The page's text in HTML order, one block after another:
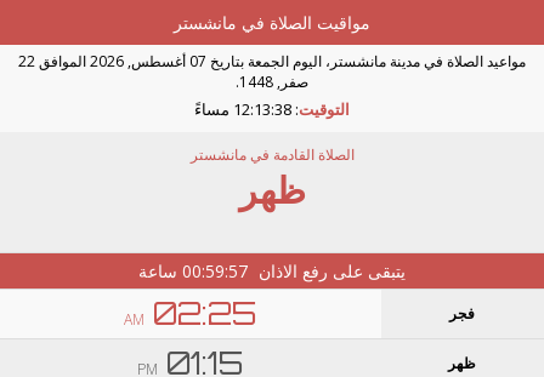
مواقيت الصلاة في مانشستر
مواعيد الصلاة في مدينة مانشستر، اليوم الجمعة بتاريخ 07 أغسطس, 2026 الموافق 22
صفر, 1448.
التوقيت: 12:13:38 مساءً
الصلاة القادمة في مانشستر
ظهر
يتبقى على رفع الاذان 00:59:57 ساعة
فجر
ظهر
02:25
AM
01:15
PM